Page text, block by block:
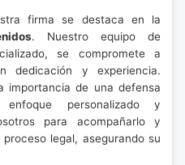
firma se destaca en la
. Nuestro equipo de
se compromete a
dedicación y experiencia.
importancia de una defensa
personalizado y
para acompañarlo y
legal, asegurando su